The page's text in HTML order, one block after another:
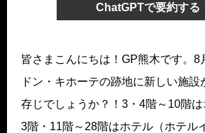
ChatGPTで要約する
皆さまこんにちは！GP熊木です。8
ドン・キホーテの跡地に新しい施
存じでしょうか？！3・4階～10階は
3階・11階～28階はホテル（ホテル